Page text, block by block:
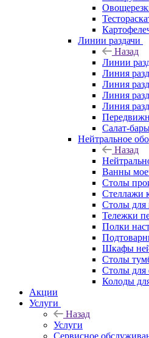
Линии раздачи
Назад
Линии
Линия
Линия
Линия
Линия
Салат-
Нейтральное
Назад
Ванны
Столы
Стеллажи
Столы для
Тележки
Полки
Шкафы
Столы
Столы для
Колоды
Акции
Услуги
Назад
Услуги
Сервисное